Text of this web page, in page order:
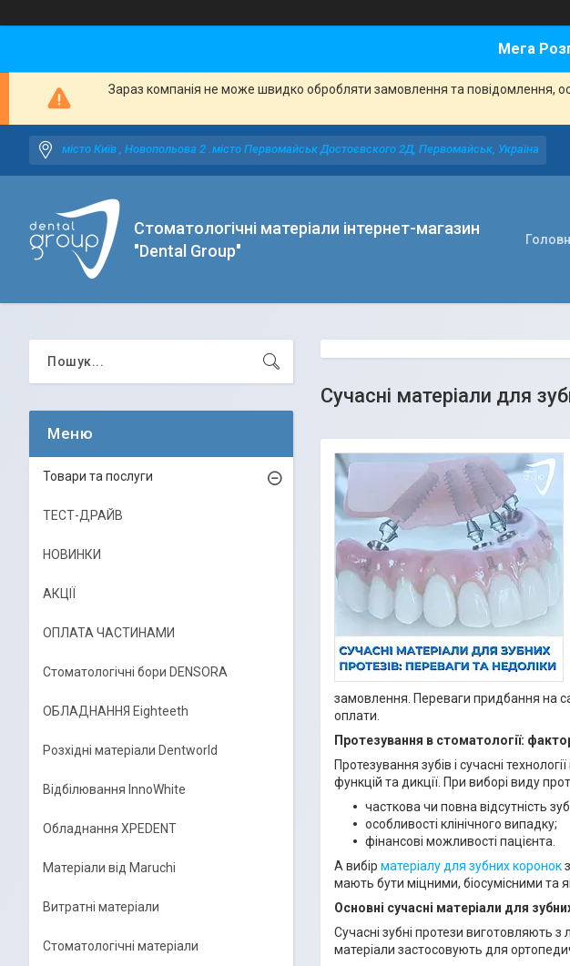
Мега
Зараз компанія не може швидко обробляти замовлення та повідомлення,
місто Київ , Новопольова 2 .місто Первомайськ Достоєвского 2Д, Первомайськ, Україна
Стоматологічні матеріали інтернет-магазин
"Dental Group"
Сучасні матеріали для
замовлення. Переваги придбання на
оплати.
Протезування в стоматології:
Протезування зубів і сучасні
функцій та дикції. При виборі виду
часткова чи повна відсутність
особливості клінічного випадку;
фінансові можливості пацієнта.
А вибір матеріалу для зубних коронок
мають бути міцними, біосумісними та
Основні сучасні матеріали для
Сучасні зубні протези виготовляють з
матеріали застосовують для
Товари та послуги
ТЕСТ-ДРАЙВ
НОВИНКИ
АКЦІЇ
ОПЛАТА ЧАСТИНАМИ
Стоматологічні бори DENSORA
ОБЛАДНАННЯ Eighteeth
Розхідні матеріали Dentworld
Відбілювання InnoWhite
Обладнання XPEDENT
Матеріали від Maruchi
Витратні матеріали
Стоматологічні матеріали